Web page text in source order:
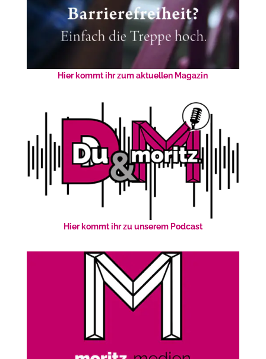
Hier kommt ihr zum aktuellen Magazin
Hier kommt ihr zu unserem Podcast